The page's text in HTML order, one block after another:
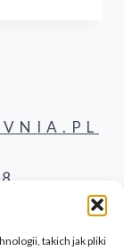
takich jak pliki